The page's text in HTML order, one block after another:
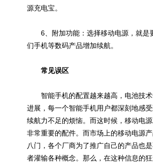
源充电宝。
6、附加功能：选择移动电源，就是
们手机等数码产品增加续航。
常见误区
智能手机的配置越来越高，电池技术
进展，每一个智能手机用户都深刻地感
续航力不足的烦恼。而这时候，移动电
非常重要的配件。而市场上的移动电源
八门，各个厂商为了推广自己的产品也
者灌输各种概念。那么，在这种信息的